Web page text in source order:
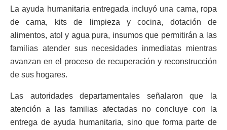
La ayuda humanitaria entregada incluyó una cama, ropa
de cama, kits de limpieza y cocina, dotación de
alimentos, atol y agua pura, insumos que permitirán a las
familias atender sus necesidades inmediatas mientras
avanzan en el proceso de recuperación y reconstrucción
de sus hogares.
Las autoridades departamentales señalaron que la
atención a las familias afectadas no concluye con la
entrega de ayuda humanitaria, sino que forma parte de